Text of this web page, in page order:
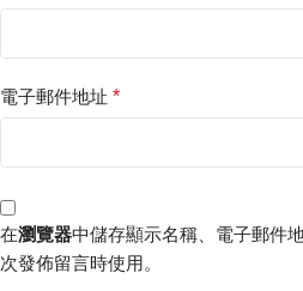
電子郵件地址 *
在瀏覽器中儲存顯示名稱、電子郵件
次發佈留言時使用。